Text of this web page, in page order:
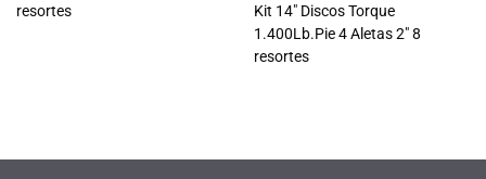
resortes
Kit 14" Discos Torque
1.400Lb.Pie 4 Aletas 2" 8
resortes